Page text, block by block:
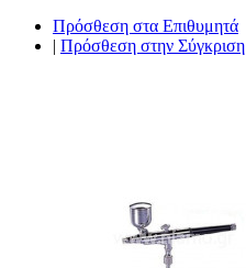
Πρόσθεση στα Επιθυμητά
| Πρόσθεση στην Σύγκριση